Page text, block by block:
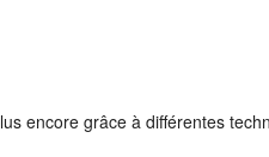
encore grâce à différentes